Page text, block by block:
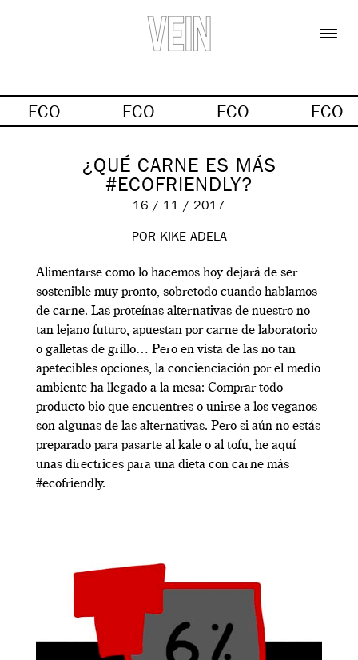
ECO ECO ECO ECO
¿QUÉ CARNE ES MÁS
#ECOFRIENDLY?
16 / 11 / 2017
POR KIKE ADELA
Alimentarse como lo hacemos hoy dejará de ser
sostenible muy pronto, sobretodo cuando hablamos
de carne. Las proteínas alternativas de nuestro no
tan lejano futuro, apuestan por carne de laboratorio
o galletas de grillo… Pero en vista de las no tan
apetecibles opciones, la concienciación por el medio
ambiente ha llegado a la mesa: Comprar todo
producto bio que encuentres o unirse a los veganos
son algunas de las alternativas. Pero si aún no estás
preparado para pasarte al kale o al tofu, he aquí
unas directrices para una dieta con carne más
#ecofriendly.